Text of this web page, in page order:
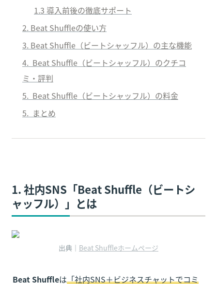
1.3 導入前後の徹底サポート
2. Beat Shuffleの使い方
3. Beat Shuffle（ビートシャッフル） の主な機能
4. Beat Shuffle（ビートシャッフル） のクチコ
ミ・評判
5. Beat Shuffle（ビートシャッフル） の料金
5.  まとめ
1. 社内SNS「Beat Shuffle（ビートシ
ャッフル） 」とは
出典｜ Beat Shuffleホームページ
Beat Shuffleは「社内SNS＋ビジネスチャットでコミ